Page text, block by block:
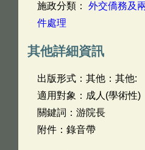
施政分類： 外交僑務及
件處理
其他詳細資訊
出版形式：其他：其他:
適用對象：成人(學術性)
關鍵詞：游院長
附件：錄音帶